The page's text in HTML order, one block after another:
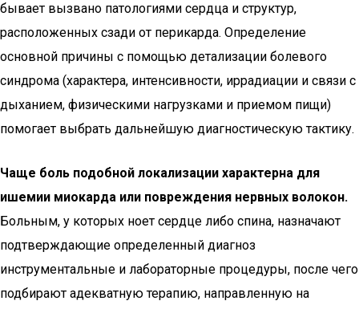
бывает вызвано патологиями сердца и структур,
расположенных сзади от перикарда. Определение
основной причины с помощью детализации болевого
синдрома (характера, интенсивности, иррадиации и связи с
дыханием, физическими нагрузками и приемом пищи)
помогает выбрать дальнейшую диагностическую тактику.
Чаще боль подобной локализации характерна для
ишемии миокарда или повреждения нервных волокон.
Больным, у которых ноет сердце либо спина, назначают
подтверждающие определенный диагноз
инструментальные и лабораторные процедуры, после чего
подбирают адекватную терапию, направленную на